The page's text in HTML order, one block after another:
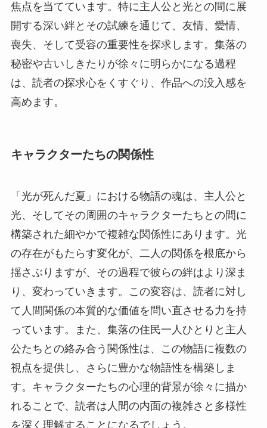
焦点を当てています。特に主人公と光との間に展
開する深い絆とその試練を通じて、友情、愛情、
喪失、そして受容の重要性を探求します。集落の
秘密や古いしきたりが徐々に明らかになる過程
は、読者の探求心をくすぐり、作品への没入感を
高めます。
キャラクターたちの関係性
「光が死んだ夏」における物語の魂は、主人公と
光、そしてその周囲のキャラクターたちとの間に
構築された細やかで複雑な関係性にあります。光
の存在がもたらす変化が、二人の関係を根底から
揺さぶりますが、その過程で彼らの絆はより深ま
り、変わっていきます。この変容は、読者に対し
て人間関係の本質的な価値を問い直させる力を持
っています。また、集落の住民一人ひとりと主人
公たちとの絡み合う関係性は、この物語に複数の
視点を提供し、さらに豊かな物語性を構築しま
す。キャラクターたちの心理的背景が徐々に描か
れることで、読者は人間の内面の複雑さと多様性
を深く理解することになるでしょう。